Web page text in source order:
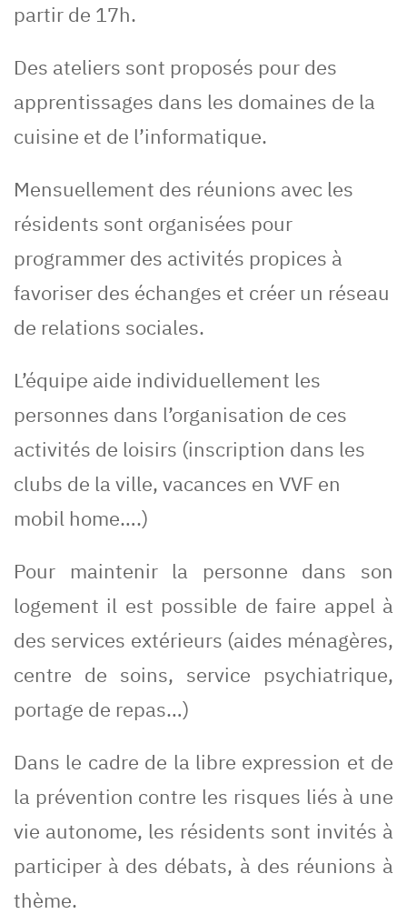
partir de 17h.
Des ateliers sont proposés pour des
apprentissages dans les domaines de la
cuisine et de l’informatique.
Mensuellement des réunions avec les
résidents sont organisées pour
programmer des activités propices à
favoriser des échanges et créer un réseau
de relations sociales.
L’équipe aide individuellement les
personnes dans l’organisation de ces
activités de loisirs (inscription dans les
clubs de la ville, vacances en VVF en
mobil home….)
Pour maintenir la personne dans son
logement il est possible de faire appel à
des services extérieurs (aides ménagères,
centre de soins, service psychiatrique,
portage de repas…)
Dans le cadre de la libre expression et de
la prévention contre les risques liés à une
vie autonome, les résidents sont invités à
participer à des débats, à des réunions à
thème.